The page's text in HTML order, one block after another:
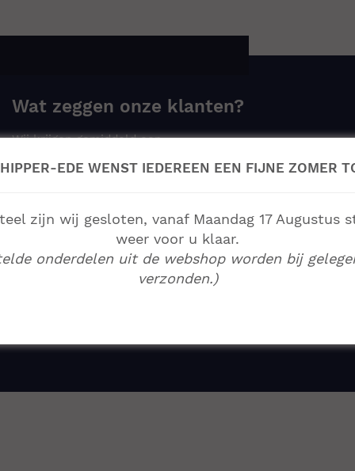
Wat zeggen onze klanten?
Wij krijgen gemiddeld een
Prima en zeer enthousiast bedrijf. Vanaf
offertemoment, schouw en montage alleen maar zeer
goede en betrokken medewerkers gezien.
EDE WENST IEDEREEN EEN FIJNE ZOMER
zijn wij gesloten, vanaf Maandag 17 Augustus
weer voor u klaar.
onderdelen uit de webshop worden bij
verzonden.)